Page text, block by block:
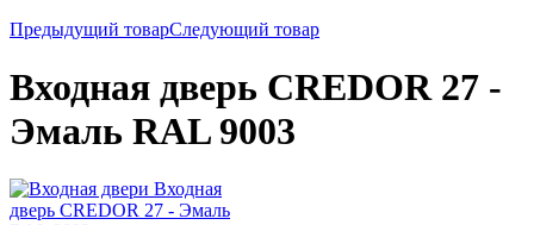
Предыдущий товарСледующий товар
Входная дверь CREDOR 27 -
Эмаль RAL 9003